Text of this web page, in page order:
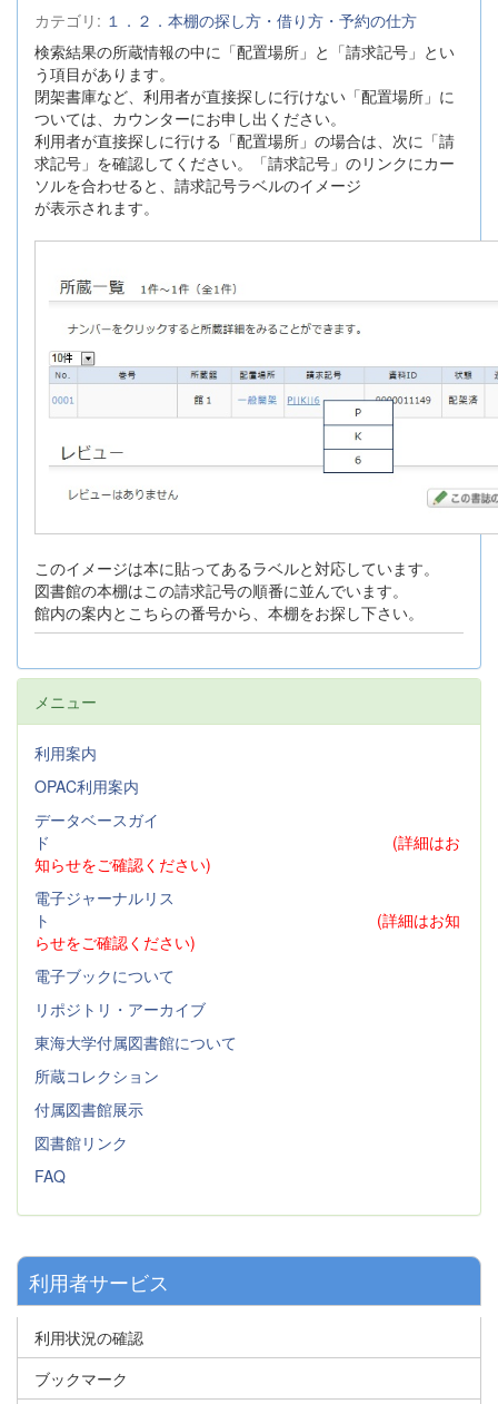
カテゴリ: １．２．本棚の探し方・借り方・予約の仕方
検索結果の所蔵情報の中に「配置場所」と「請求記号」とい
う項目があります。
閉架書庫など、利用者が直接探しに行けない「配置場所」に
ついては、カウンターにお申し出ください。
利用者が直接探しに行ける「配置場所」の場合は、次に「請
求記号」を確認してください。「請求記号」のリンクにカー
ソルを合わせると、請求記号ラベルのイメージ
が表示されます。
このイメージは本に貼ってあるラベルと対応しています。
図書館の本棚はこの請求記号の順番に並んでいます。
館内の案内とこちらの番号から、本棚をお探し下さい。
メニュー
利用案内
OPAC利用案内
データベースガイ
ド
(詳細はお
知らせをご確認ください)
電子ジャーナルリス
ト
(詳細はお知
らせをご確認ください)
電子ブックについて
リポジトリ・アーカイブ
東海大学付属図書館について
所蔵コレクション
付属図書館展示
図書館リンク
FAQ
利用者サービス
利用状況の確認
ブックマーク